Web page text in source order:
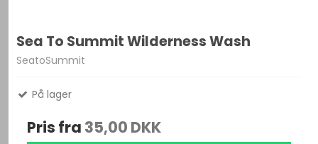
Sea To Summit Wilderness Wash
SeatoSummit
På lager
Pris fra 35,00 DKK